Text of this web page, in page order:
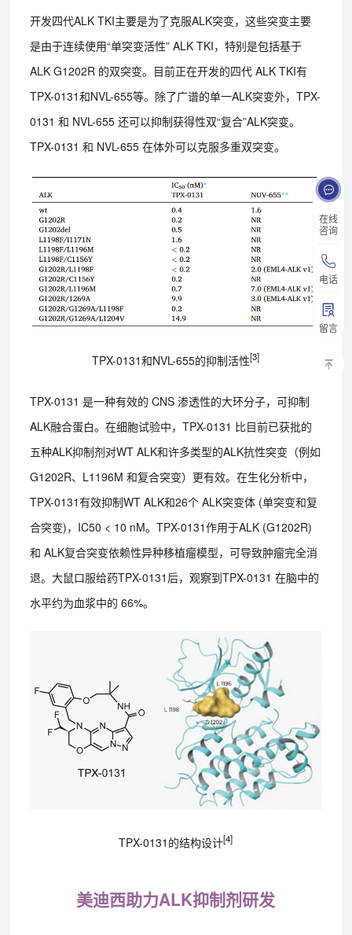
在线
咨询
电话
留言
开发四代ALK TKI主要是为了克服ALK突变，这些突变主要
是由于连续使用“单突变活性” ALK TKI，特别是包括基于
ALK G1202R 的双突变。目前正在开发的四代 ALK TKI有
TPX-0131和NVL-655等。除了广谱的单一ALK突变外，TPX-
0131 和 NVL-655 还可以抑制获得性双“复合”ALK突变。
TPX-0131 和 NVL-655 在体外可以克服多重双突变。
TPX-0131和NVL-655的抑制活性[3]
TPX-0131 是一种有效的 CNS 渗透性的大环分子，可抑制
ALK融合蛋白。在细胞试验中，TPX-0131 比目前已获批的
五种ALK抑制剂对WT ALK和许多类型的ALK抗性突变（例如
G1202R、L1196M 和复合突变）更有效。在生化分析中，
TPX-0131有效抑制WT ALK和26个 ALK突变体 (单突变和复
合突变)，IC50 < 10 nM。TPX-0131作用于ALK (G1202R)
和 ALK复合突变依赖性异种移植瘤模型，可导致肿瘤完全消
退。大鼠口服给药TPX-0131后，观察到TPX-0131 在脑中的
水平约为血浆中的 66%。
TPX-0131的结构设计[4]
美迪西助力ALK抑制剂研发